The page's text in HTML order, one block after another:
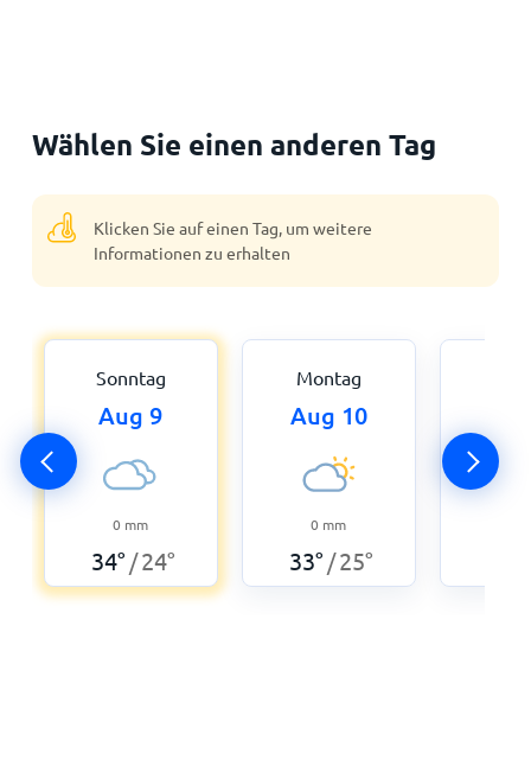
Wählen Sie einen anderen Tag
Klicken Sie auf einen Tag, um weitere
Informationen zu erhalten
Sonntag
Aug 9
0 mm
34° /24°
Montag
Aug 10
0 mm
33° /25°